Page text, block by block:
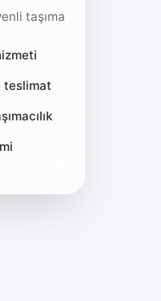
taşıma
teslimat